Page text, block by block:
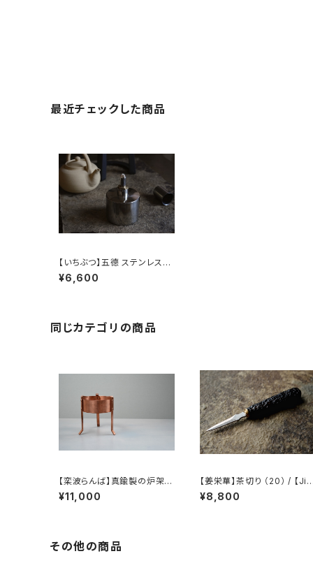
最近チェックした商品
【いちぶつ】五德 ステンレス製
アルコールランプ /【 ichibutu
】Trivet stainless steel al
¥6,600
同じカテゴリの商品
【栾波らんば】真鍮製の炉架 /
【Bo Luan】Brass Trivet
¥11,000
【姜栄華】茶切り （20） / 【Jia
ng Ronghua】Tea knife（2
0）
¥8,800
その他の商品